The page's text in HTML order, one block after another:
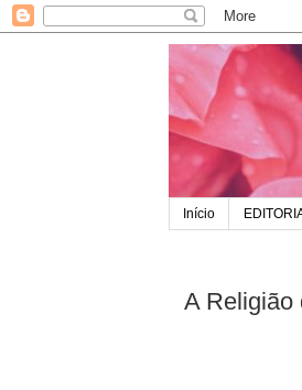
Início
A Religião